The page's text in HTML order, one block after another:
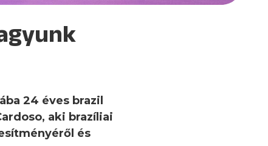
24 éves brazil
aki brazíliai
és